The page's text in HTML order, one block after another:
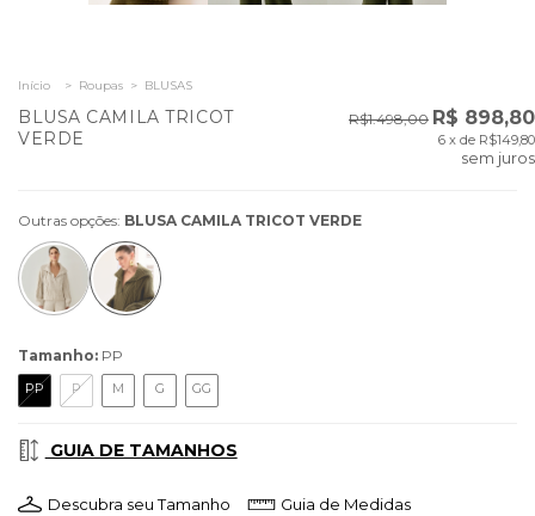
Início > Roupas > BLUSAS
BLUSA CAMILA TRICOT
VERDE
R$1.498,00 R$ 898,80
6 x de R$149,80
sem juros
Outras opções: BLUSA CAMILA TRICOT VERDE
Tamanho: PP
PP P M G GG
GUIA DE TAMANHOS
Descubra seu Tamanho Guia de Medidas